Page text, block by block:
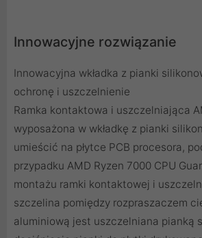
Innowacyjne rozwiązanie
Innowacyjna wkładka z pianki
ochronę i uszczelnienie
Ramka kontaktowa i uszczelniająca
wyposażona w wkładkę z pianki
umieścić na płytce PCB procesora,
przypadku AMD Ryzen 7000 CPU
montażu ramki kontaktowej i
szczelina pomiędzy rozpraszaczem
aluminiową jest uszczelniana pianką